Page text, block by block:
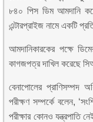
৮৪০ পিস ডিম আমদানি
এন্টারপ্রাইজ নামে একটি
আমদানিকারকের পক্ষে
কাগজপত্র দাখিল করেছে
বেনাপোলের প্রাণিসম্পদ
পরীক্ষণ সম্পর্কে বলেন,
পরীক্ষার কোনও যন্ত্রপাতি